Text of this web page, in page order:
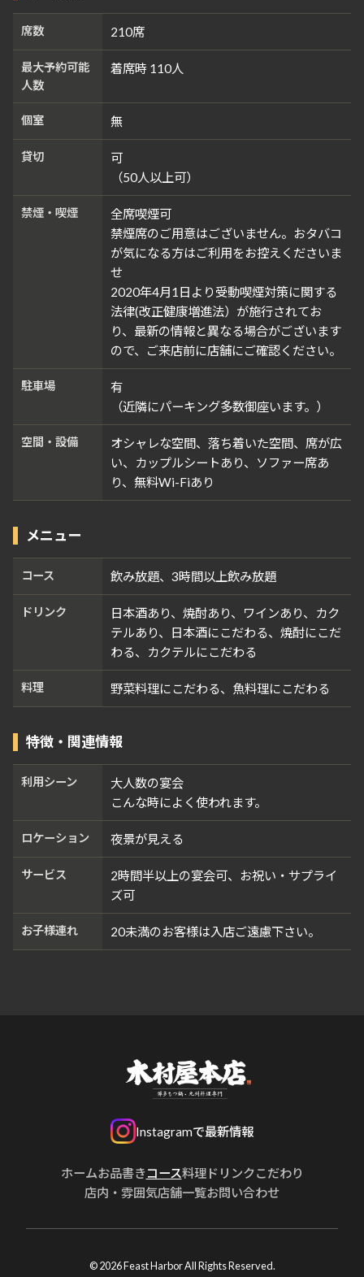
席数 210席
最大予約可能
人数
着席時 110人
個室 無
貸切
可
（50人以上可）
禁煙・喫煙
全席喫煙可
禁煙席のご用意はございません。おタバコ
が気になる方はご利用をお控えくださいま
せ
2020年4月1日より受動喫煙対策に関する
法律(改正健康増進法）が施行されてお
り、最新の情報と異なる場合がございます
ので、ご来店前に店舗にご確認ください。
駐車場
有
（近隣にパーキング多数御座います。）
空間・設備
オシャレな空間、落ち着いた空間、席が広
い、カップルシートあり、ソファー席あ
り、無料Wi-Fiあり
メニュー
コース 飲み放題、3時間以上飲み放題
ドリンク
日本酒あり、焼酎あり、ワインあり、カク
テルあり、日本酒にこだわる、焼酎にこだ
わる、カクテルにこだわる
料理 野菜料理にこだわる、魚料理にこだわる
特徴・関連情報
利用シーン
大人数の宴会
こんな時によく使われます。
ロケーション 夜景が見える
サービス
2時間半以上の宴会可、お祝い・サプライ
ズ可
お子様連れ 20未満のお客様は入店ご遠慮下さい。
Instagramで最新情報
ホームお品書き コース料理ドリンクこだわり
店内・雰囲気店舗一覧お問い合わせ
© 2026 Feast Harbor All Rights Reserved.